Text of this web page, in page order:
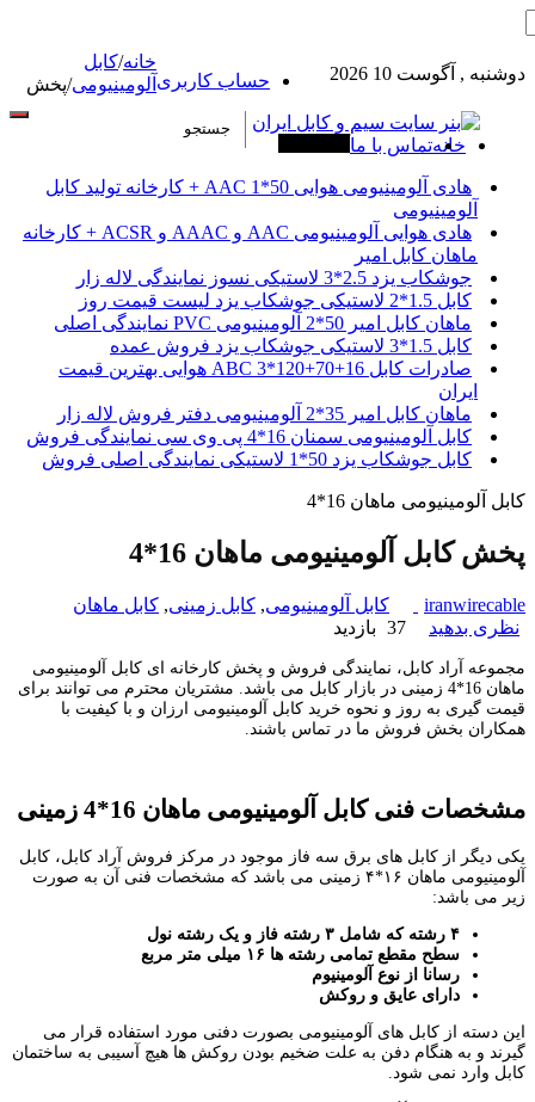
دوشنبه , آگوست 10 2026 حساب کاربری
خانهتماس با ما
هادی آلومینیومی هوایی 50*1 AAC + کارخانه تولید کابل
آلومینیومی
هادی هوایی آلومینیومی AAC و AAAC و ACSR + کارخانه
ماهان کابل امیر
جوشکاب یزد 2.5*3 لاستیکی نسوز نمایندگی لاله زار
کابل 1.5*2 لاستیکی جوشکاب یزد لیست قیمت روز
ماهان کابل امیر 50*2 آلومینیومی PVC نمایندگی اصلی
کابل 1.5*3 لاستیکی جوشکاب یزد فروش عمده
صادرات کابل 16+70+120*3 ABC هوایی بهترین قیمت
ایران
ماهان کابل امیر 35*2 آلومینیومی دفتر فروش لاله زار
کابل آلومینیومی سمنان 16*4 پی وی سی نمایندگی فروش
کابل جوشکاب یزد 50*1 لاستیکی نمایندگی اصلی فروش
خانه/کابل
آلومینیومی/پخش
کابل آلومینیومی ماهان 16*4
پخش کابل آلومینیومی ماهان 16*4
iranwirecable کابل آلومینیومی, کابل زمینی, کابل ماهان
نظری بدهید
37 بازدید
مجموعه آراد کابل، نمایندگی فروش و پخش کارخانه ای کابل آلومینیومی
ماهان 16*4 زمینی در بازار کابل می باشد. مشتریان محترم می توانند برای
قیمت گیری به روز و نحوه خرید کابل آلومینیومی ارزان و با کیفیت با
همکاران بخش فروش ما در تماس باشند.
مشخصات فنی کابل آلومینیومی ماهان 16*4 زمینی
یکی دیگر از کابل های برق سه فاز موجود در مرکز فروش آراد کابل، کابل
آلومینیومی ماهان ۱۶*۴ زمینی می باشد که مشخصات فنی آن به صورت
زیر می باشد:
۴ رشته که شامل ۳ رشته فاز و یک رشته نول
سطح مقطع تمامی رشته ها ۱۶ میلی متر مربع
رسانا از نوع آلومینیوم
دارای عایق و روکش
این دسته از کابل های آلومینیومی بصورت دفنی مورد استفاده قرار می
گیرند و به هنگام دفن به علت ضخیم بودن روکش ها هیچ آسیبی به ساختمان
کابل وارد نمی شود.